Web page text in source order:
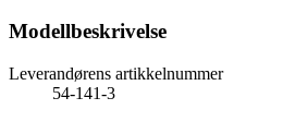
Modellbeskrivelse
Leverandørens artikkelnummer
54-141-3